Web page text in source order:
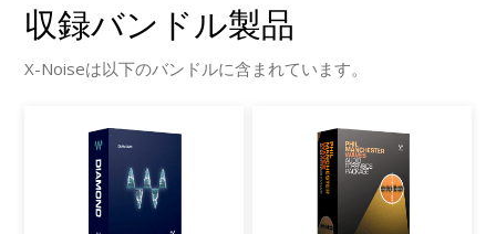
収録バンドル製品
X-Noiseは以下のバンドルに含まれています。